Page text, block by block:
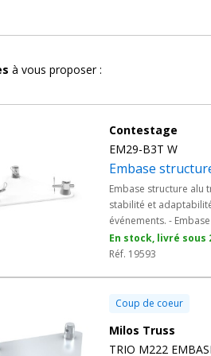
levage.
du spectacle vivant et de
également particulièrement
du système permet de
les salles de spectacle
constituent un autre usage
légèreté de la pièce devient alors
réduite.
notamment les kits de demi-jonction,
à vous proposer :
Contestage
EM29-B3T W
Embase
Embase structure alu
stabilité et
événements. -
TRIO290 - Avec
En stock, livré sous
Réf. 19593
Coup de coeur
Milos Truss
TRIO M222